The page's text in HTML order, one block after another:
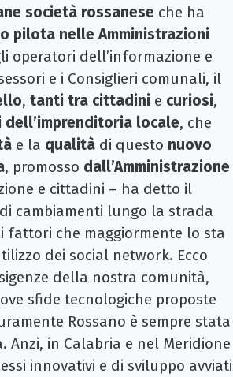
società rossanese che ha
pilota nelle Amministrazioni
operatori dell’informazione e
e i Consiglieri comunali, il
, tanti tra cittadini e curiosi,
locale, che
e la qualità di questo nuovo
, promosso dall’Amministrazione
e cittadini – ha detto il
cambiamenti lungo la strada
fattori che maggiormente lo sta
dei social network. Ecco
della nostra comunità,
sfide tecnologiche proposte
Rossano è sempre stata
in Calabria e nel Meridione
innovativi e di sviluppo avviati